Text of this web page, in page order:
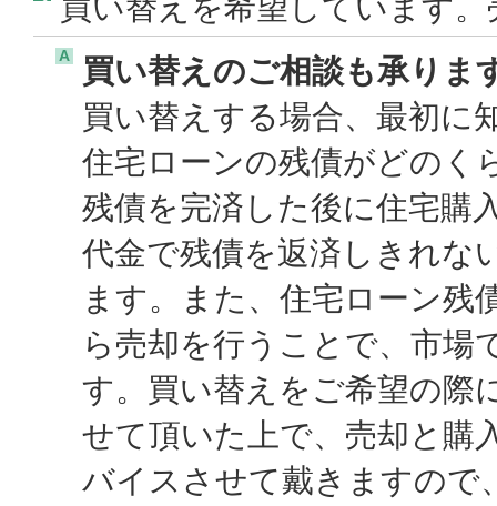
A
買い替えのご相談も承りま
買い替えする場合、最初に
住宅ローンの残債がどのく
残債を完済した後に住宅購
代金で残債を返済しきれな
ます。また、住宅ローン残
ら売却を行うことで、市場
す。買い替えをご希望の際
せて頂いた上で、売却と購
バイスさせて戴きますの